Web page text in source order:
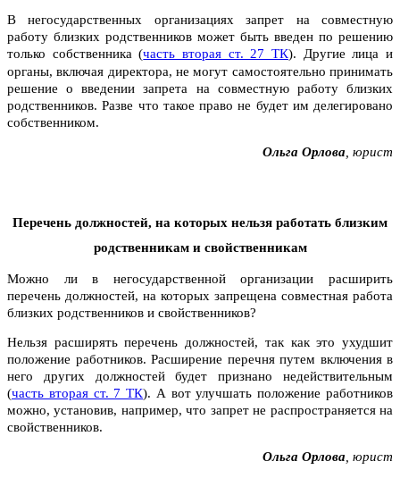
В негосударственных организациях запрет на совместную
работу близких родственников может быть введен по решению
только собственника (часть вторая ст. 27 ТК). Другие лица и
органы, включая директора, не могут самостоятельно принимать
решение о введении запрета на совместную работу близких
родственников. Разве что такое право не будет им делегировано
собственником.
Ольга Орлова , юрист
Перечень должностей, на которых нельзя работать близким
родственникам и свойственникам
Можно ли в негосударственной организации расширить
перечень должностей, на которых запрещена совместная работа
близких родственников и свойственников?
Нельзя расширять перечень должностей, так как это ухудшит
положение работников. Расширение перечня путем включения в
него других должностей будет признано недействительным
(часть вторая ст. 7 ТК). А вот улучшать положение работников
можно, установив, например, что запрет не распространяется на
свойственников.
Ольга Орлова , юрист